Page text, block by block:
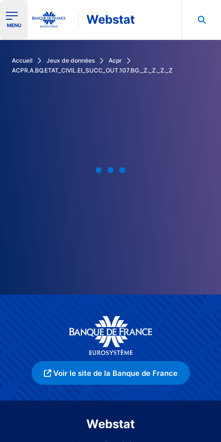
Ouvrir le menu de navigation
MENU Webstat
Accueil Jeux de données
Acpr
ACPR.A.BQ.ETAT_CIVIL.EI_SUCC_OUT.107.BG._Z._Z._Z._Z
Voir le site de la Banque de France
Webstat